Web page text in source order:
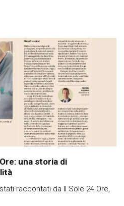
una storia di
raccontati da Il Sole 24 Ore,